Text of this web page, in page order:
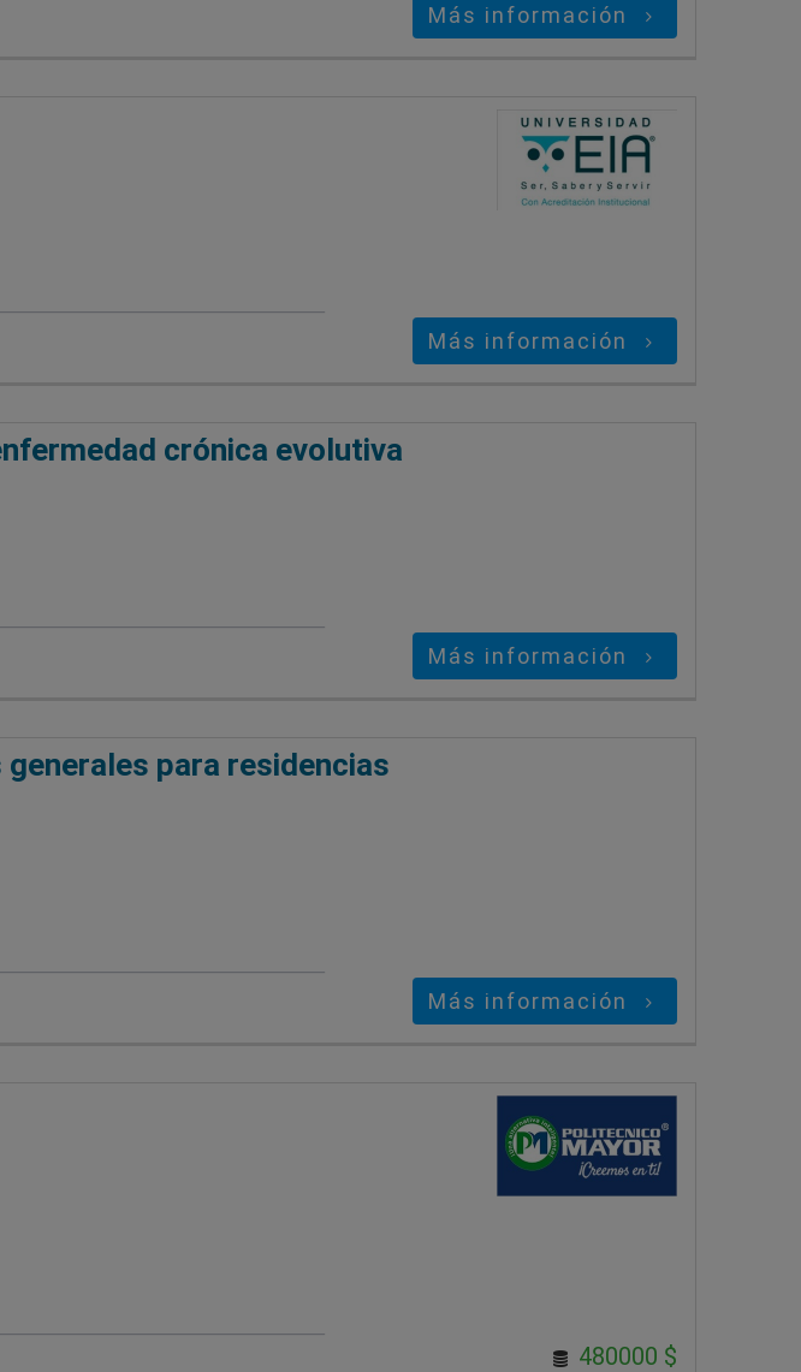
Más información
Más información
crónica evolutiva
Más información
para residencias
Más información
480000 $